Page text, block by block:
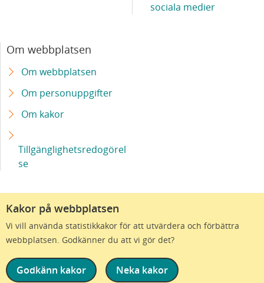
Kakor på webbplatsen
Vi vill använda statistikkakor för att utvärdera och förbättra
webbplatsen. Godkänner du att vi gör det?
Godkänn kakor Neka kakor
Ny teknik ger säkrare diagnostik av
enhet byggs på sjukhusområdet i Malmö
Milstolpe för stamcellsbaserad terapi vid
Ärftlig blindhet kan botas med ny behandling
som ledtråd
Uppdrag att diagnosticera patienter med
universitetssjukhus
sociala medier
Om webbplatsen
Om webbplatsen
Om personuppgifter
Om kakor
Tillgänglighetsredogörel
se